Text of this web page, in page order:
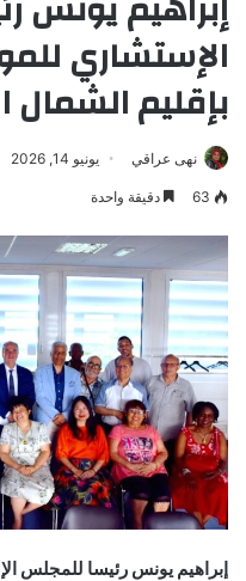
الإستشاري
بإقليم الشمال
نهى عراقي يونيو 14, 2026
63 دقيقة واحدة
إبراهيم يونس رئيسا للمجلس